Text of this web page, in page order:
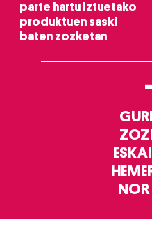
parte hartu Iztuetako
produktuen saski
baten zozketan